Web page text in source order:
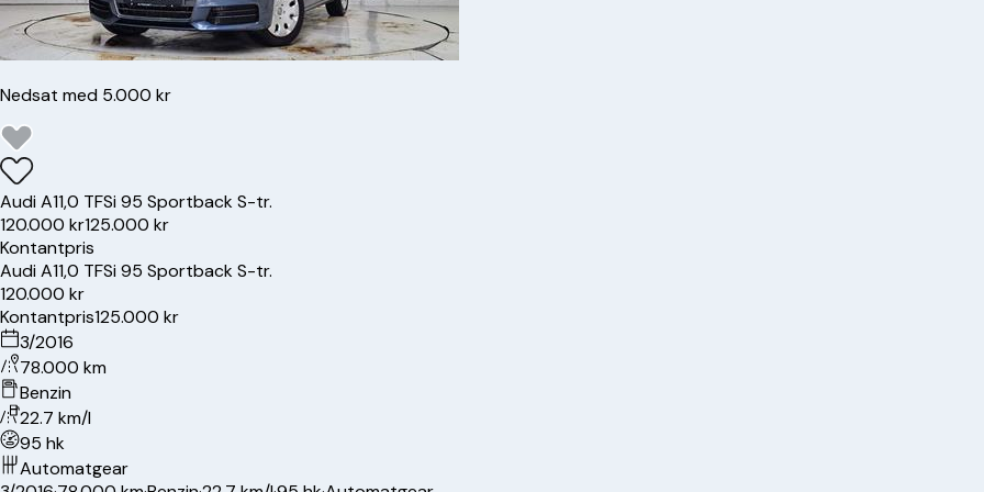
Nedsat med 5.000 kr
AudiA11,0 TFSi 95 Sportback S-tr.
120.000 kr125.000 kr
Kontantpris
AudiA11,0 TFSi 95 Sportback S-tr.
120.000 kr
Kontantpris125.000 kr
3/2016
78.000 km
Benzin
22.7 km/l
95 hk
Automatgear